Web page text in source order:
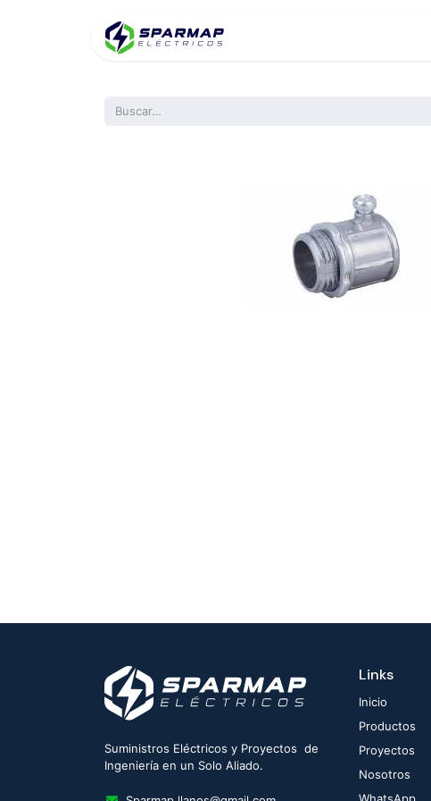
Suministros Eléctricos y Proyectos de
Ingeniería en un Solo Aliado.
Links
Inicio
Productos
Proyectos
Nosotros